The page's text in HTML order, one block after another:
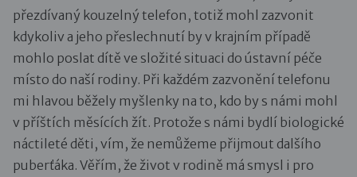
přezdívaný kouzelný telefon, totiž mohl zazvonit
kdykoliv a jeho přeslechnutí by v krajním případě
mohlo poslat dítě ve složité situaci do ústavní péče
místo do naší rodiny. Při každém zazvonění telefonu
mi hlavou běžely myšlenky na to, kdo by s námi mohl
v příštích měsících žít. Protože s námi bydlí biologické
náctileté děti, vím, že nemůžeme přijmout dalšího
puberťáka. Věřím, že život v rodině má smysl i pro